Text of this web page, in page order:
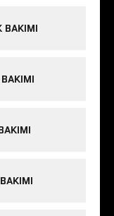
BAKIMI